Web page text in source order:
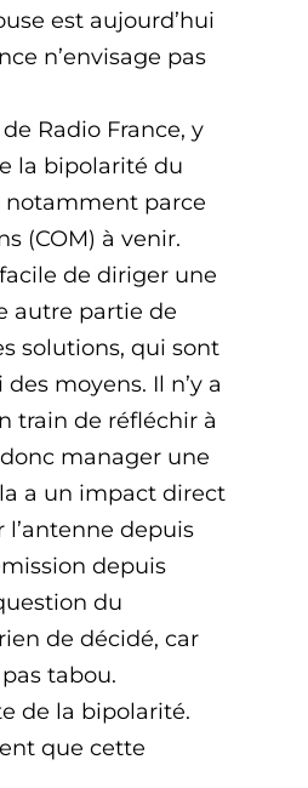
est aujourd’hui
n’envisage pas
Radio France, y
la bipolarité du
notamment parce
(COM) à venir.
de diriger une
autre partie de
solutions, qui sont
moyens. Il n’y a
train de réfléchir à
manager une
a un impact direct
l’antenne depuis
depuis
du
de décidé, car
tabou.
de la bipolarité.
que cette